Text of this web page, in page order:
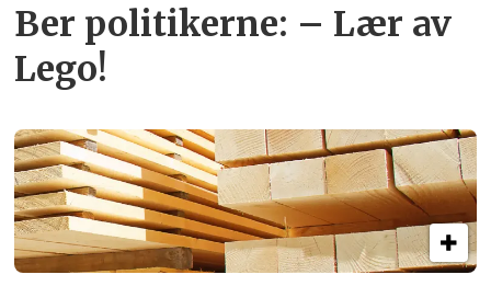
Ber politikerne: – Lær av
Lego!